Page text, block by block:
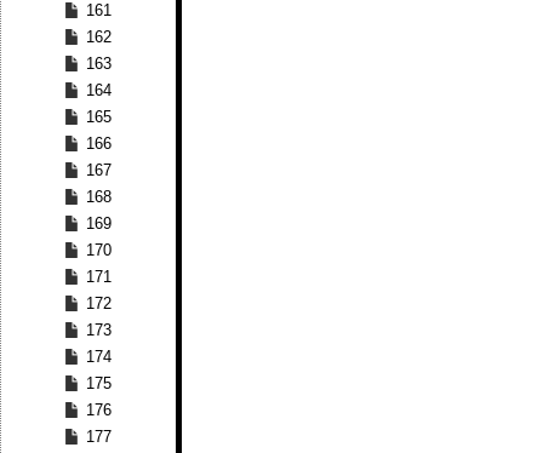
161
162
163
164
165
166
167
168
169
170
171
172
173
174
175
176
177